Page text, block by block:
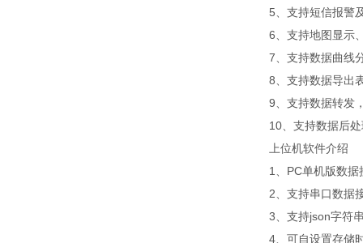
5、支持短信报警
6、支持地图显示
7、支持数据曲线
8、支持数据导出
9、支持数据转发
10、支持数据后
上位机软件介绍
1、PC单机版数
2、支持串口数据
3、支持json字符
4、可自设置存储